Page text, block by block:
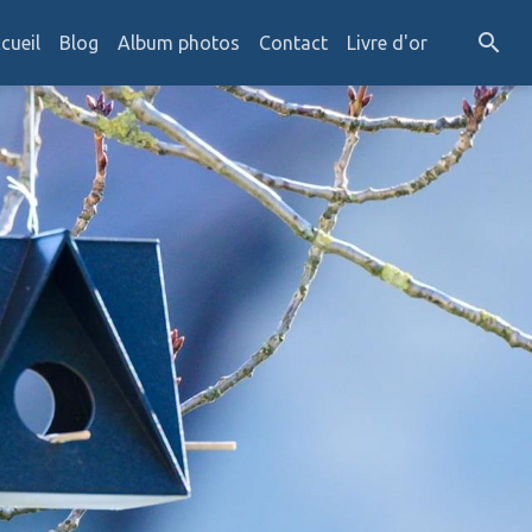
Blog Album photos Contact Livre d'or